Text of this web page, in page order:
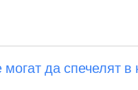
да спечелят